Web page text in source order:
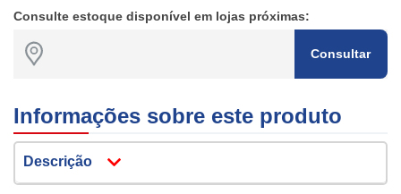
Consulte estoque disponível em lojas próximas:
Consultar
Informações sobre este produto
Descrição